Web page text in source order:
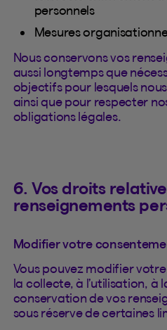
personnels
Mesures
Nous conservons vos
aussi longtemps que
objectifs pour lesquels
ainsi que pour respecter
obligations légales.
6. Vos droits
renseignements
Modifier votre
Vous pouvez modifier
la collecte, à l’utilisation,
conservation de vos
sous réserve de certaines